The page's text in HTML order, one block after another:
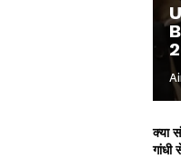
क्या
गांधी